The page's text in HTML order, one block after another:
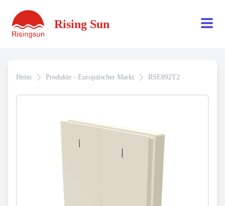
Rising Sun
Heim Produkte - Europäischer Markt RSE892T2